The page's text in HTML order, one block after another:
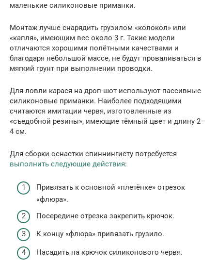
маленькие силиконовые приманки.
Монтаж лучше снарядить грузилом «колокол» или
«капля», имеющим вес около 3 г. Такие модели
отличаются хорошими полётными качествами и
благодаря небольшой массе, не будут проваливаться в
мягкий грунт при выполнении проводки.
Для ловли карася на дроп-шот используют пассивные
силиконовые приманки. Наиболее подходящими
считаются имитации червя, изготовленные из
«съедобной резины», имеющие тёмный цвет и длину 2–
4 см.
Для сборки оснастки спиннингисту потребуется
выполнить следующие действия:
Привязать к основной «плетёнке» отрезок
«флюра».
Посередине отрезка закрепить крючок.
К концу «флюра» привязать грузило.
Насадить на крючок силиконового червя.